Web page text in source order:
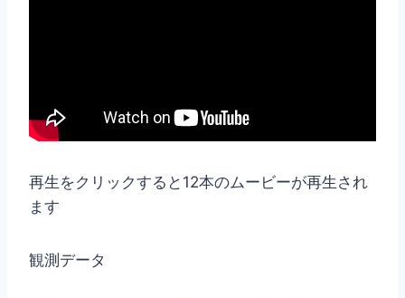
再生をクリックすると12本のムービーが再生され
ます
観測データ